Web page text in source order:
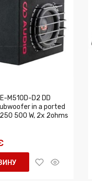
M510D-D2 DD
in a ported
500 W, 2x 2ohms